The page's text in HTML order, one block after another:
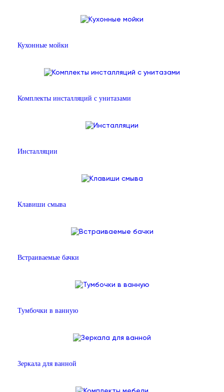
Кухонные мойки
Комплекты инсталляций с унитазами
Инсталляции
Клавиши смыва
Встраиваемые бачки
Тумбочки в ванную
Зеркала для ванной